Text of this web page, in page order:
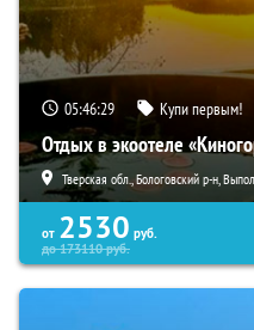
05:46:27 Купи первым!
Отдых в экоотеле
Тверская обл., Бологовский р-н,
от 2530 руб.
до173110руб.